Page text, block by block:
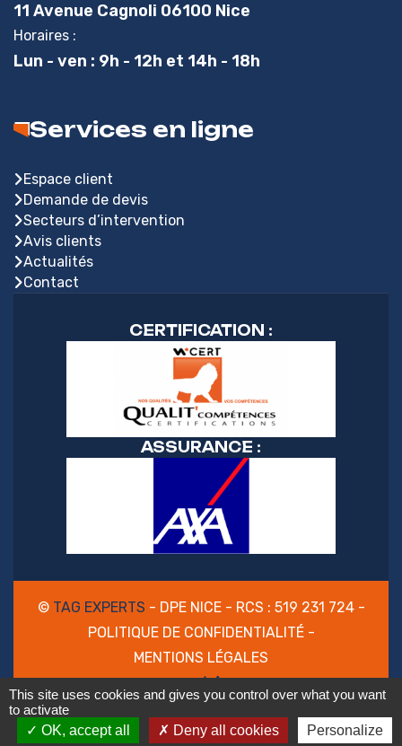
11 Avenue Cagnoli 06100 Nice
Horaires :
Lun - ven : 9h - 12h et 14h - 18h
Services en ligne
Espace client
Demande de devis
Secteurs d’intervention
Avis clients
Actualités
Contact
CERTIFICATION :
ASSURANCE :
© TAG EXPERTS - DPE NICE- RCS : 519 231 724 -
POLITIQUE DE CONFIDENTIALITÉ-
MENTIONS LÉGALES
This site uses cookies and gives you control over what you want
to activate
OK, accept all
Deny all cookies Personalize